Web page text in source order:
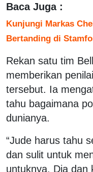
Baca Juga :
Kunjungi Markas
Bertanding di
Rekan satu tim
memberikan
tersebut. Ia
tahu bagaimana
dunianya.
“Jude harus tahu
dan sulit untuk
untuknya. Dia dan